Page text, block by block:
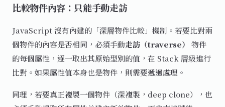
比較物件內容：只能手動走訪
JavaScript 沒有內建的「深層物件比較」機制。若要比對兩
個物件的內容是否相同，必須手動走訪（traverse）
物件
的每個屬性，逐一取出其原始型別的值，在 Stack 層級進行
比對。如果屬性值本身也是物件，則需要遞迴處理。
同理，若要真正複製一個物件（深複製，deep clone），也